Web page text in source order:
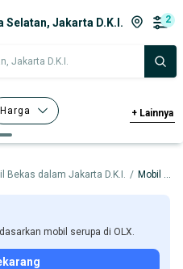
Selatan, Jakarta D.K.I. 2
Jakarta D.K.I.
Harga + Lainnya
Bekas dalam Jakarta D.K.I. / Mobil Bekas dalam Jakarta Selatan
mobil serupa di OLX.